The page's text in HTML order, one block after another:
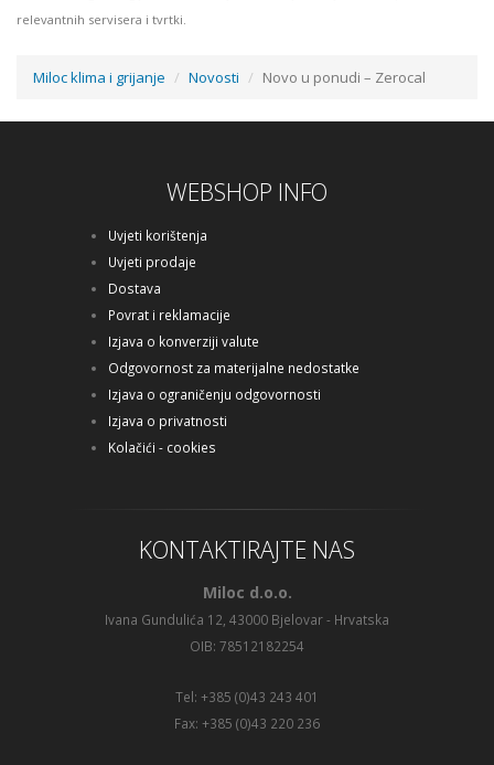
relevantnih servisera i tvrtki.
Miloc klima i grijanje Novosti Novo u ponudi – Zerocal
WEBSHOP INFO
Uvjeti korištenja
Uvjeti prodaje
Dostava
Povrat i reklamacije
Izjava o konverziji valute
Odgovornost za materijalne nedostatke
Izjava o ograničenju odgovornosti
Izjava o privatnosti
Kolačići - cookies
KONTAKTIRAJTE NAS
Miloc d.o.o.
Ivana Gundulića 12, 43000 Bjelovar - Hrvatska
OIB: 78512182254
Tel: +385 (0)43 243 401
Fax: +385 (0)43 220 236